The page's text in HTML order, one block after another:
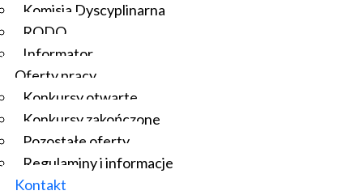
Komisja Dyscyplinarna
RODO
Informator
Oferty pracy
Konkursy otwarte
Konkursy zakończone
Pozostałe oferty
Regulaminy i informacje
Kontakt